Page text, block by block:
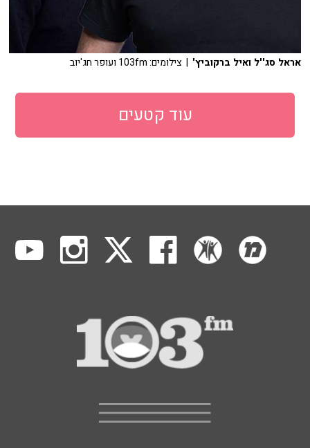
אראל סג''ל ואיל ברקוביץ' | צילומים: 103fm ועופר חג'יוב
עוד קטעים